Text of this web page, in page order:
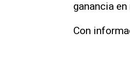
ganancia
Con